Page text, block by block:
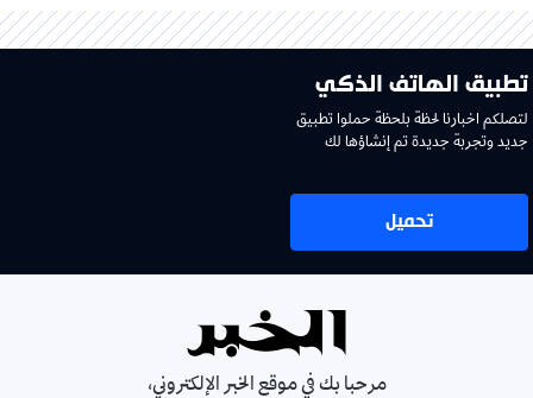
تطبيق الهاتف الذكي
لتصلكم اخبارنا لحظة بلحظة حملوا تطبيق
جديد وتجربة جديدة تم إنشاؤها لك
تحميل
مرحبا بك في موقع الخبر الإلكتروني،